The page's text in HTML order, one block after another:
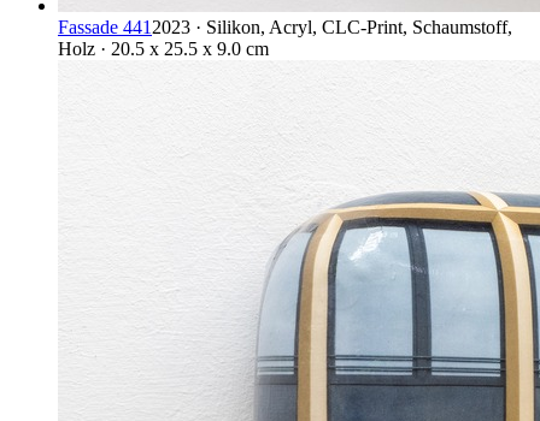
Fassade 441 2023 · Silikon, Acryl, CLC-Print, Schaumstoff,
Holz · 20.5 x 25.5 x 9.0 cm